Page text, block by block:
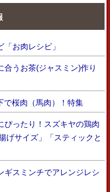
お肉レシピ」
うお茶(ジャスミン)作り
で桜肉（馬肉）！特集
ぴったり！スズキヤの鶏肉
げサイズ」「スティックと
ギスミンチでアレンジレシ